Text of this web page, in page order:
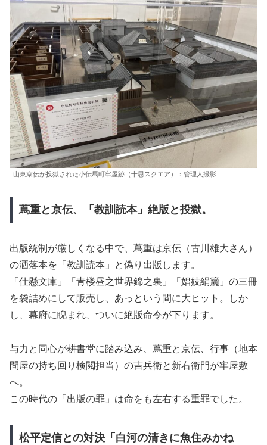
山東京伝が投獄された小伝馬町牢屋跡（十思スクエア）：管理人撮影
蔦重と京伝、「教訓読本」絶版と投獄。
出版統制が厳しくなる中で、蔦重は京伝（古川雄大さん）
の洒落本を「教訓読本」と偽り出版します。
「仕懸文庫」「青楼昼之世界錦之裏」「娼妓絹籭」の三冊
を袋詰めにして販売し、あっという間に大ヒット。しか
し、幕府に睨まれ、ついに絶版命令が下ります。
与力と同心が耕書堂に踏み込み、蔦重と京伝、行事（地本
問屋の持ち回り検閲担当）の吉兵衛と新右衛門が牢屋敷
へ。
この時代の「出版の罪」は命をも左右する重罪でした。
松平定信との対決「白河の清きに魚住みかね